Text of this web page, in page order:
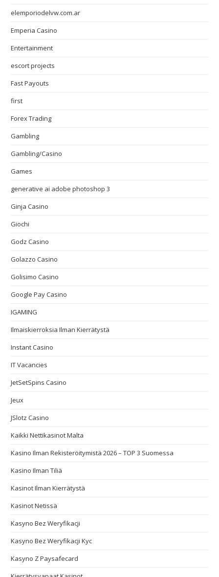
elemporiodelvw.com.ar
Emperia Casino
Entertainment
escort projects
Fast Payouts
first
Forex Trading
Gambling
Gambling/Casino
Games
generative ai adobe photoshop 3
Ginja Casino
Giochi
Godz Casino
Golazzo Casino
Golisimo Casino
Google Pay Casino
IGAMING
Ilmaiskierroksia Ilman Kierrätystä
Instant Casino
IT Vacancies
JetSetSpins Casino
Jeux
JSlotz Casino
Kaikki Nettikasinot Malta
Kasino Ilman Rekisteröitymistä 2026 – TOP 3 Suomessa
Kasino Ilman Tiliä
Kasinot Ilman Kierrätystä
Kasinot Netissä
Kasyno Bez Weryfikacji
Kasyno Bez Weryfikacji Kyc
Kasyno Z Paysafecard